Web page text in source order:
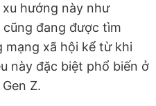
hướng này như
đang được tìm
mạng xã hội kể từ khi
này đặc biệt phổ biến ở
Z.